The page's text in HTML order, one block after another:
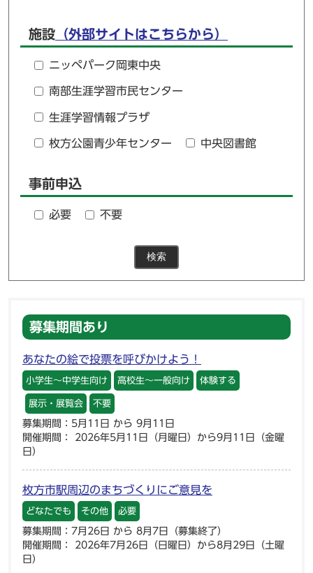
施設 （外部サイトはこちらから）
ニッペパーク岡東中央
南部生涯学習市民センター
生涯学習情報プラザ
枚方公園青少年センター 中央図書館
事前申込
必要 不要
検索
募集期間あり
あなたの絵で投票を呼びかけよう！
小学生～中学生向け 高校生～一般向け 体験する
展示・展覧会 不要
募集期間：5月11日 から 9月11日
開催期間： 2026年5月11日（月曜日）から9月11日（金曜
日）
枚方市駅周辺のまちづくりにご意見を
どなたでも その他 必要
募集期間：7月26日 から 8月7日（募集終了）
開催期間： 2026年7月26日（日曜日）から8月29日（土曜
日）